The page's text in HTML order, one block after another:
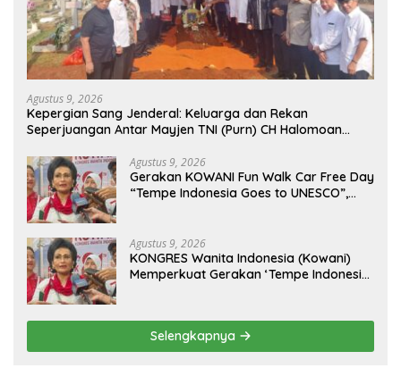
Agustus 9, 2026
Kepergian Sang Jenderal: Keluarga dan Rekan
Seperjuangan Antar Mayjen TNI (Purn) CH Halomoan
Agustus 9, 2026
Gerakan KOWANI Fun Walk Car Free Day
“Tempe Indonesia Goes to UNESCO”,
Agustus 9, 2026
KONGRES Wanita Indonesia (Kowani)
Memperkuat Gerakan ‘Tempe Indonesia
Selengkapnya